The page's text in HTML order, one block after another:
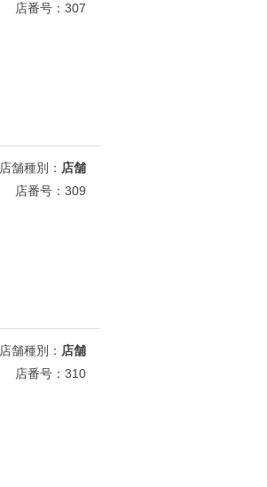
店番号：307
店舗種別： 店舗
店番号：309
店舗種別： 店舗
店番号：310